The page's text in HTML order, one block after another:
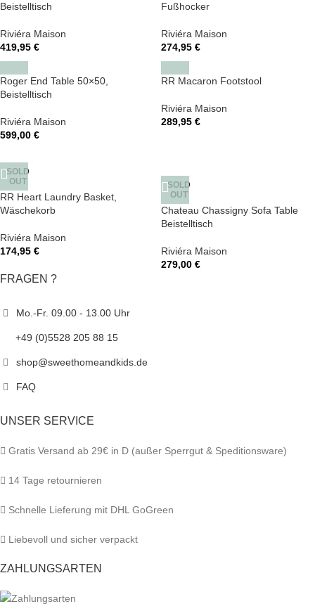
Beistelltisch
Riviéra Maison
419,95 €
Fußhocker
Riviéra Maison
274,95 €
Roger End Table 50×50,
Beistelltisch
Riviéra Maison
599,00 €
RR Macaron Footstool
Riviéra Maison
289,95 €
SOLD
OUT
RR Heart Laundry Basket,
Wäschekorb
Riviéra Maison
174,95 €
SOLD
OUT
Chateau Chassigny Sofa Table
Beistelltisch
Riviéra Maison
279,00 €
FRAGEN ?
Mo.-Fr. 09.00 - 13.00 Uhr
+49 (0)5528 205 88 15
shop@sweethomeandkids.de
FAQ
UNSER SERVICE
Gratis Versand ab 29€ in D (außer Sperrgut & Speditionsware)
14 Tage retournieren
Schnelle Lieferung mit DHL GoGreen
Liebevoll und sicher verpackt
ZAHLUNGSARTEN